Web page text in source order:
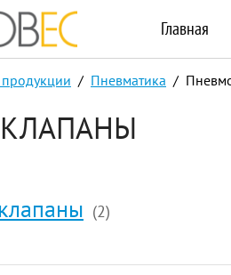
Главная
продукции / Пневматика /
(2)